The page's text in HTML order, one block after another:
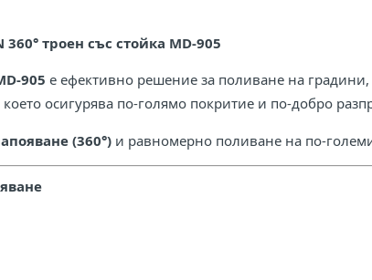
троен със стойка MD-905
905 е ефективно решение за поливане на
което осигурява по-голямо покритие и по-добро
(360°) и равномерно поливане на по-